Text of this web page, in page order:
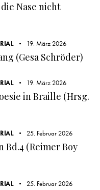
Nase nicht
19. März 2026
(Gesa Schröder)
19. März 2026
in Braille (Hrsg.
25. Februar 2026
Bd.4 (Reimer Boy
25. Februar 2026